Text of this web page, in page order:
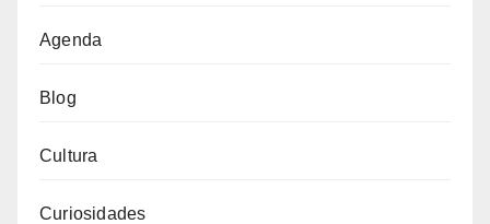
Agenda
Blog
Cultura
Curiosidades